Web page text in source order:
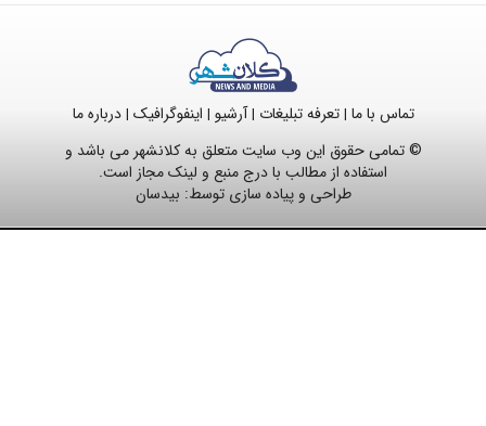
تماس با ما |تعرفه تبلیغات |آرشیو | اینفوگرافیک |درباره ما
© تمامی حقوق این وب سایت متعلق به کلانشهر می باشد و
استفاده از مطالب با درج منبع و لینک مجاز است.
طراحی و پیاده سازی توسط: بیدسان